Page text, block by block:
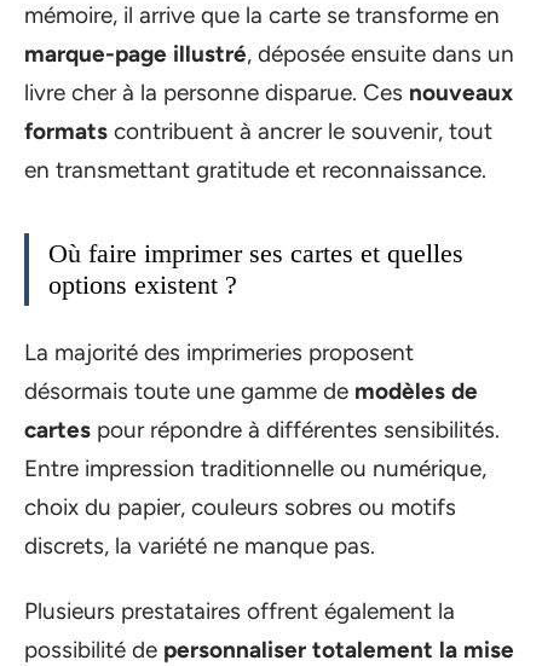
mémoire, il arrive que la carte se transforme en
marque-page illustré, déposée ensuite dans un
livre cher à la personne disparue. Ces nouveaux
formats contribuent à ancrer le souvenir, tout
en transmettant gratitude et reconnaissance.
Où faire imprimer ses cartes et quelles
options existent ?
La majorité des imprimeries proposent
désormais toute une gamme de modèles de
cartes pour répondre à différentes sensibilités.
Entre impression traditionnelle ou numérique,
choix du papier, couleurs sobres ou motifs
discrets, la variété ne manque pas.
Plusieurs prestataires offrent également la
possibilité de personnaliser totalement la mise